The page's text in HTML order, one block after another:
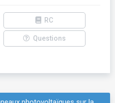
RC
Questions